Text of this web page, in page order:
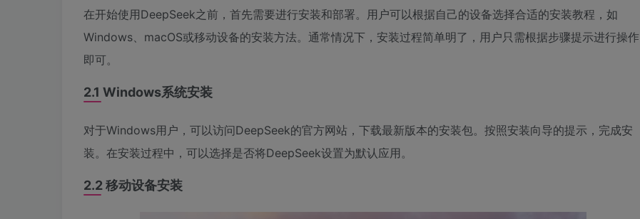
在开始使用DeepSeek之前，首先需要进行安装和部署。用户可以根据自己的设备选择合适的安装教程，如
Windows、macOS或移动设备的安装方法。通常情况下，安装过程简单明了，用户只需根据步骤提示进行操作
即可。
2.1 Windows系统安装
对于Windows用户，可以访问DeepSeek的官方网站，下载最新版本的安装包。按照安装向导的提示，完成安
装。在安装过程中，可以选择是否将DeepSeek设置为默认应用。
2.2 移动设备安装